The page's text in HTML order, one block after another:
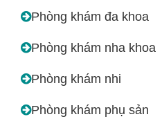
Phòng khám đa khoa
Phòng khám nha khoa
Phòng khám nhi
Phòng khám phụ sản